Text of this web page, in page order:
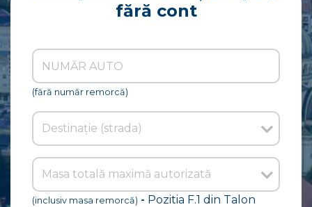
fără cont
(fără număr remorcă)
(inclusiv masa remorcă) - Pozitia F.1 din Talon